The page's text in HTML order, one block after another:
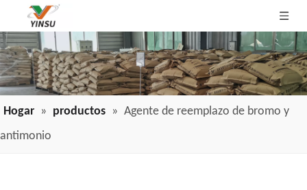
Hogar » productos » Agente de reemplazo de bromo y
antimonio